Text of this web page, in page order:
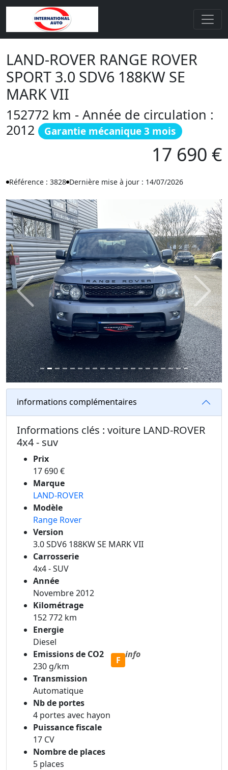
LAND-ROVER RANGE ROVER
SPORT 3.0 SDV6 188KW SE
MARK VII
152772 km - Année de circulation :
2012
Garantie mécanique 3 mois
17 690 €
Référence : 3828 Dernière mise à jour : 14/07/2026
Previous Next
informations complémentaires
Informations clés : voiture LAND-ROVER
4x4 - suv
Prix
17 690 €
Marque
LAND-ROVER
Modèle
Range Rover
Version
3.0 SDV6 188KW SE MARK VII
Carrosserie
4x4 - SUV
Année
Novembre 2012
Kilométrage
152 772 km
Energie
Diesel
Emissions de CO2
230 g/km
F
info
Transmission
Automatique
Nb de portes
4 portes avec hayon
Puissance fiscale
17 CV
Nombre de places
5 places